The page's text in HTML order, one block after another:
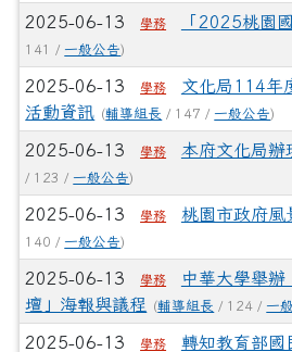
2025-06-13 學務 「2025桃園
141 / 一般公告)
2025-06-13 學務
文化局114年
活動資訊 (輔導組長 / 147 / 一般公告)
2025-06-13 學務 本府文化局辦
/ 123 / 一般公告)
2025-06-13 學務 桃園市政府
140 / 一般公告)
2025-06-13 學務
中華大學舉辦
壇」海報與議程
(輔導組長 / 124 / 一
2025-06-13 學務
轉知教育部國